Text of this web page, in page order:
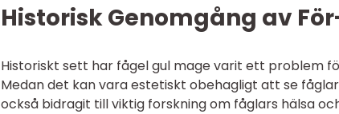
Historisk Genomgång av
Historiskt sett har fågel gul mage varit ett problem
Medan det kan vara estetiskt obehagligt att se
också bidragit till viktig forskning om fåglars hälsa